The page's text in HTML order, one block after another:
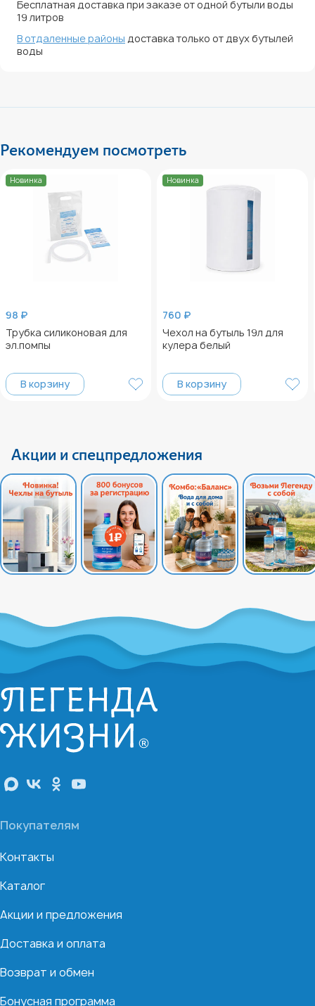
Бесплатная доставка при заказе от одной бутыли воды
19 литров
В отдаленные районы доставка только от двух бутылей
воды
Рекомендуем посмотреть
Новинка
98 ₽
Трубка силиконовая для
эл.помпы
В корзину
Новинка
760 ₽
Чехол на бутыль 19л для
кулера белый
В корзину
Акции и спецпредложения
Покупателям
Контакты
Каталог
Акции и предложения
Доставка и оплата
Возврат и обмен
Бонусная программа